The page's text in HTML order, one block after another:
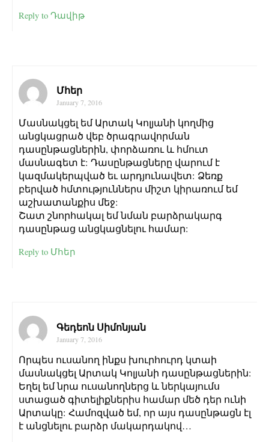
Reply to Դավիթ
Մհեր
January 7, 2016
Մասնակցել եմ Արտակ Կոլյանի կողմից
անցկացրած վեբ ծրագրավորման
դասընթացներին, փորձառու և հմուտ
մասնագետ է: Դասընթացները վարում է
կազմակերպված եւ արդյունավետ: Ձեռք
բերված հմտություններս միշտ կիրառում եմ
աշխատանքիս մեջ:
Շատ շնորհակալ եմ նման բարձրակարգ
դասընթաց անցկացնելու համար:
Reply to Մհեր
Գեդեոն Սիմոնյան
January 7, 2016
Որպես ուսանող ինքս խուրհուրդ կտաի
մասնակցել Արտակ Կոլյանի դասընթացներին:
Եղել եմ նրա ուսանողներց և ներկայումս
ստացած գիտելիքներիս համար մեծ դեր ունի
Արտակը: Համոզված եմ, որ այս դասընթացն էլ
է անցնելու բարձր մակարդակով…